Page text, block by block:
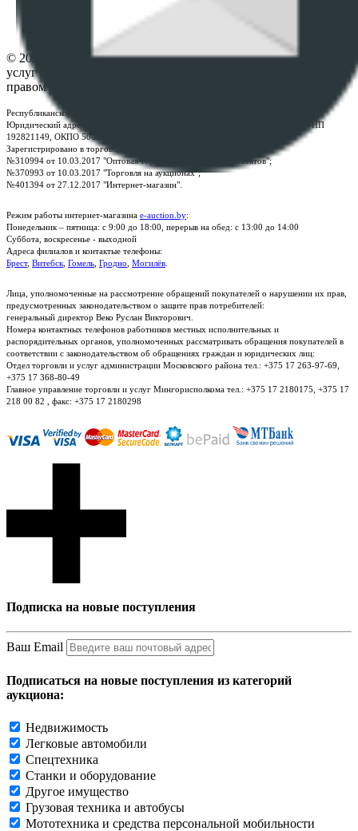
Настройки cookie-файлов
© 2026 Республиканское унитарное предприятие по оказанию
услуг "БелЮрОбеспечение" - Все права защищены авторским
правом
Республиканское унитарное предприятие по оказанию услуг "БелЮрОбеспечение"
Юридический адрес: г. Минск, пр-т. Дзержинского, 1Б, e-mail:
, УНП
192821149, ОКПО 500111895000
Зарегистрировано в торговом реестре Республики Беларусь:
№310994 от 10.03.2017 "Оптовая торговля без торговых объектов";
№370993 от 10.03.2017 "Торговля на аукционах";
№401394 от 27.12.2017 "Интернет-магазин".
Режим работы интернет-магазина e-auction.by:
Понедельник – пятница: с 9:00 до 18:00, перерыв на обед: с 13:00 до 14:00
Суббота, воскресенье - выходной
Адреса филиалов и контактые телефоны:
Брест, Витебск Гомель Гродно Могилёв
Лица, уполномоченные на рассмотрение обращений покупателей о нарушении их прав,
предусмотренных законодательством о защите прав потребителей:
генеральный директор Веко Руслан Викторович.
Номера контактных телефонов работников местных исполнительных и
распорядительных органов, уполномоченных рассматривать обращения покупателей в
соответствии с законодательством об обращениях граждан и юридических лиц:
Отдел торговли и услуг администрации Московского района тел.: +375 17 263-97-69,
+375 17 368-80-49
Главное управление торговли и услуг Мингорисполкома тел.: +375 17 2180175, +375 17
218 00 82 , факс: +375 17 2180298
Подписка на новые поступления
Ваш Email
Подписаться на новые поступления из категорий
аукциона:
Недвижимость
Легковые автомобили
Спецтехника
Станки и оборудование
Другое имущество
Грузовая техника и автобусы
Мототехника и средства персональной мобильности